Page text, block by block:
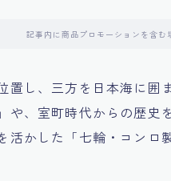
記事内に商品プロモーションを含む
置し、三方を日本海に囲
や、室町時代からの歴史
活かした「七輪・コンロ